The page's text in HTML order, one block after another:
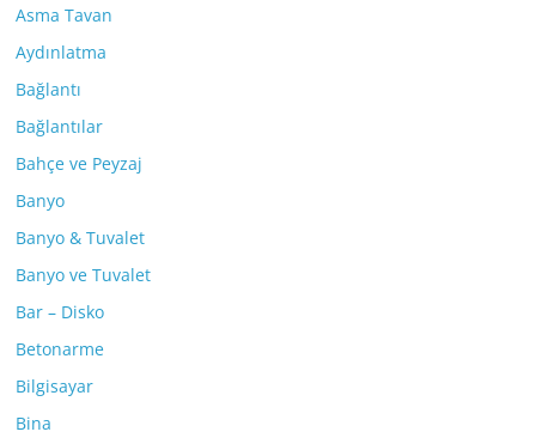
Asma Tavan
Aydınlatma
Bağlantı
Bağlantılar
Bahçe ve Peyzaj
Banyo
Banyo & Tuvalet
Banyo ve Tuvalet
Bar – Disko
Betonarme
Bilgisayar
Bina